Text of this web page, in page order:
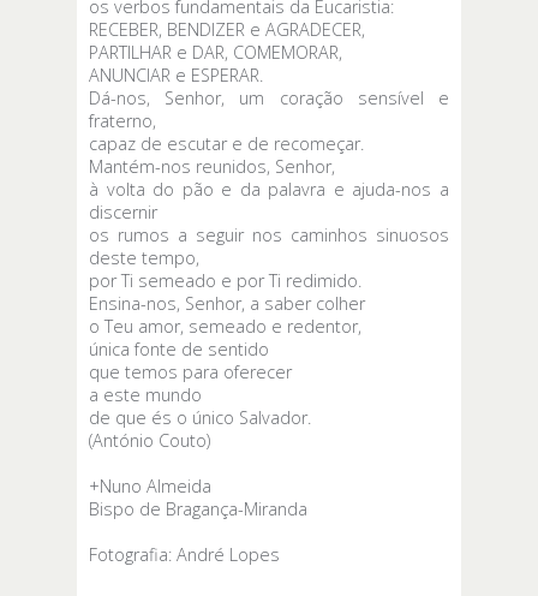
os verbos fundamentais da Eucaristia:
RECEBER, BENDIZER e AGRADECER,
PARTILHAR e DAR, COMEMORAR,
ANUNCIAR e ESPERAR.
Dá-nos, Senhor, um coração sensível e
fraterno,
capaz de escutar e de recomeçar.
Mantém-nos reunidos, Senhor,
à volta do pão e da palavra e ajuda-nos a
discernir
os rumos a seguir nos caminhos sinuosos
deste tempo,
por Ti semeado e por Ti redimido.
Ensina-nos, Senhor, a saber colher
o Teu amor, semeado e redentor,
única fonte de sentido
que temos para oferecer
a este mundo
de que és o único Salvador.
(António Couto)
+Nuno Almeida
Bispo de Bragança-Miranda
Fotografia: André Lopes